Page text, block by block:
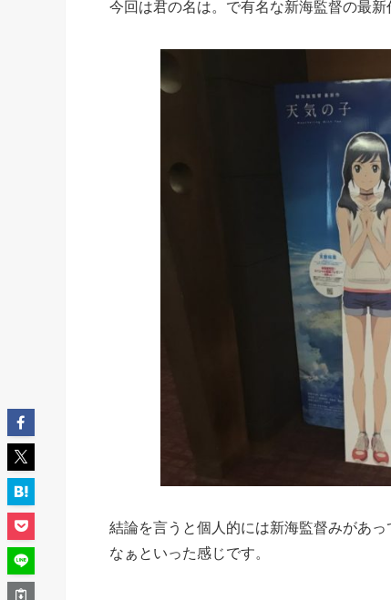
今回は君の名は。で有名な新海監督の最新
結論を言うと個人的には新海監督みがあ
なぁといった感じです。